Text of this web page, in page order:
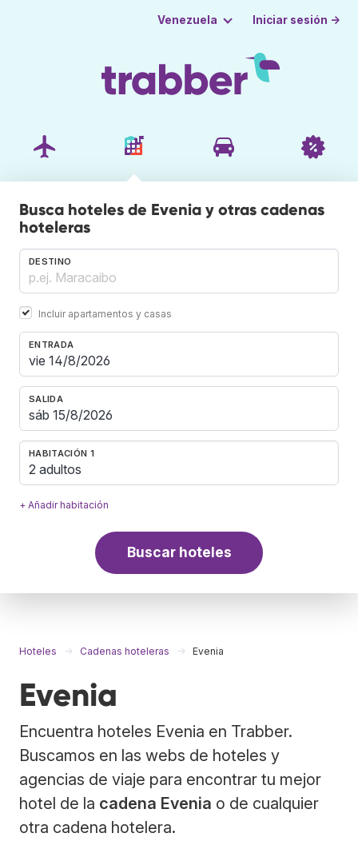
Venezuela Iniciar sesión →
Busca hoteles de Evenia y otras cadenas
hoteleras
DESTINO
Incluir apartamentos y casas
ENTRADA
SALIDA
HABITACIÓN 1
2 adultos
+ Añadir habitación
Buscar hoteles
Hoteles Cadenas hoteleras Evenia
Evenia
Encuentra hoteles Evenia en Trabber.
Buscamos en las webs de hoteles y
agencias de viaje para encontrar tu mejor
hotel de la cadena Evenia o de cualquier
otra cadena hotelera.